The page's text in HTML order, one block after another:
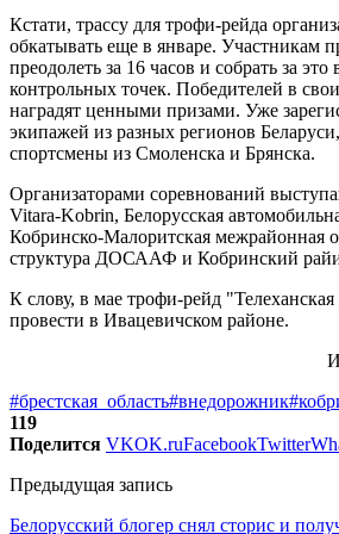
Кстати, трассу для трофи-рейда
обкатывать еще в январе. Участникам
преодолеть за 16 часов и собрать за это
контрольных точек. Победителей в
наградят ценными призами. Уже
экипажей из разных регионов
спортсмены из Смоленска и Брянска.
Организаторами соревнований
Vitara-Kobrin, Белорусская
Кобринско-Малоритская межрайонная
структура ДОСААФ и Кобринский
К слову, в мае трофи-рейд
провести в Ивацевичском районе.
#брестская_область#внедорожник
119
Поделится VKOK.ruFacebookTwitter
Предыдущая запись
Белорусский блогер снял сторис и